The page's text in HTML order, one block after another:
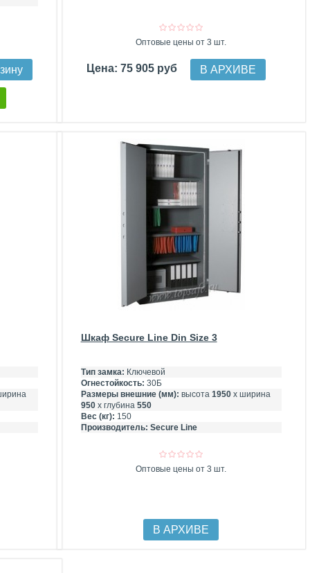
Оптовые цены от 3 шт.
Цена: 75 905 руб В АРХИВЕ
Шкаф Secure Line Din Size 3
Тип замка: Ключевой
Огнестойкость: 30Б
Размеры внешние (мм): высота 1950х ширина
950х глубина 550
Вес (кг): 150
Производитель: Secure Line
Оптовые цены от 3 шт.
В АРХИВЕ